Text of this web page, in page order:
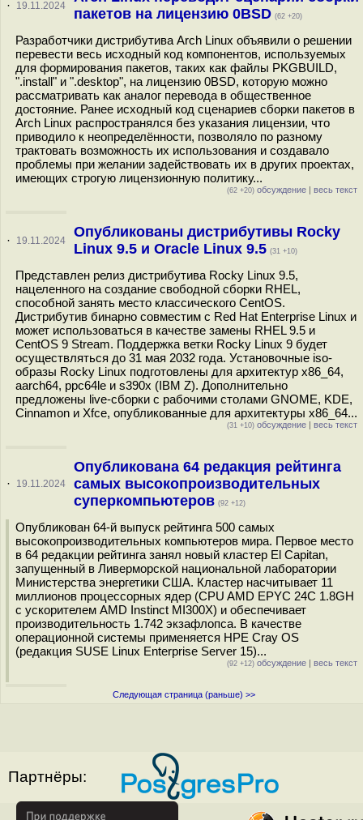
· 19.11.2024
пакетов на лицензию 0BSD (62 +20)
Разработчики дистрибутива Arch Linux объявили о решении
перевести весь исходный код компонентов, используемых
для формирования пакетов, таких как файлы PKGBUILD,
".install" и ".desktop", на лицензию 0BSD, которую можно
рассматривать как аналог перевода в общественное
достояние. Ранее исходный код сценариев сборки пакетов в
Arch Linux распространялся без указания лицензии, что
приводило к неопределённости, позволяло по разному
трактовать возможность их использования и создавало
проблемы при желании задействовать их в других проектах,
имеющих строгую лицензионную политику...
(62 +20) обсуждение | весь текст
· 19.11.2024
Опубликованы дистрибутивы Rocky
Linux 9.5 и Oracle Linux 9.5 (31 +10)
Представлен релиз дистрибутива Rocky Linux 9.5,
нацеленного на создание свободной сборки RHEL,
способной занять место классического CentOS.
Дистрибутив бинарно совместим с Red Hat Enterprise Linux и
может использоваться в качестве замены RHEL 9.5 и
CentOS 9 Stream. Поддержка ветки Rocky Linux 9 будет
осуществляться до 31 мая 2032 года. Установочные iso-
образы Rocky Linux подготовлены для архитектур x86_64,
aarch64, ppc64le и s390x (IBM Z). Дополнительно
предложены live-сборки с рабочими столами GNOME, KDE,
Cinnamon и Xfce, опубликованные для архитектуры x86_64...
(31 +10) обсуждение | весь текст
· 19.11.2024
Опубликована 64 редакция рейтинга
самых высокопроизводительных
суперкомпьютеров (92 +12)
Опубликован 64-й выпуск рейтинга 500 самых
высокопроизводительных компьютеров мира. Первое место
в 64 редакции рейтинга занял новый кластер El Capitan,
запущенный в Ливерморской национальной лаборатории
Министерства энергетики США. Кластер насчитывает 11
миллионов процессорных ядер (CPU AMD EPYC 24C 1.8GH
с ускорителем AMD Instinct MI300X) и обеспечивает
производительность 1.742 экзафлопса. В качестве
операционной системы применяется HPE Cray OS
(редакция SUSE Linux Enterprise Server 15)...
(92 +12) обсуждение | весь текст
Следующая страница (раньше) >>
Партнёры: